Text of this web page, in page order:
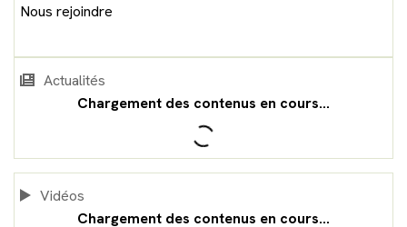
Nous rejoindre
Actualités
Vidéos